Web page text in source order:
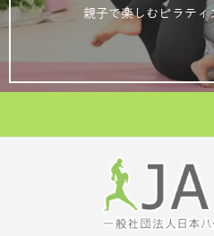
親子で楽しむピラテ